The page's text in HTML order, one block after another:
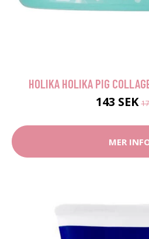
HOLIKA HOLIKA PIG
143 SEK
MER